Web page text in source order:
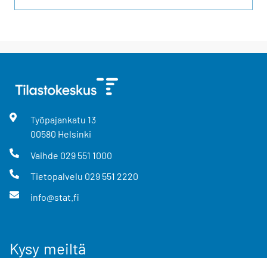
Työpajankatu 13
00580 Helsinki
Vaihde 029 551 1000
Tietopalvelu 029 551 2220
info@stat.fi
Kysy meiltä